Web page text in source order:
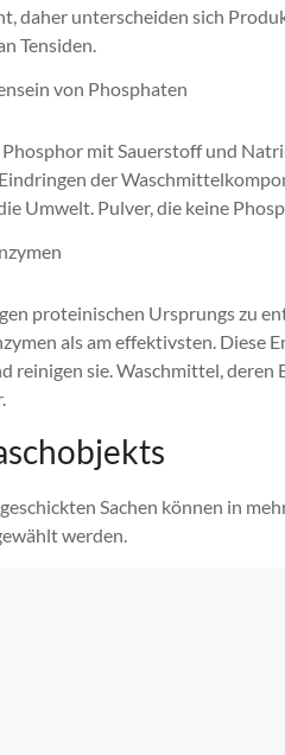
daher unterscheiden sich
Tensiden.
von Phosphaten
mit Sauerstoff und
der
Umwelt. Pulver, die keine
proteinischen Ursprungs zu
als am effektivsten. Diese
reinigen sie. Waschmittel, deren
Sachen können in
werden.